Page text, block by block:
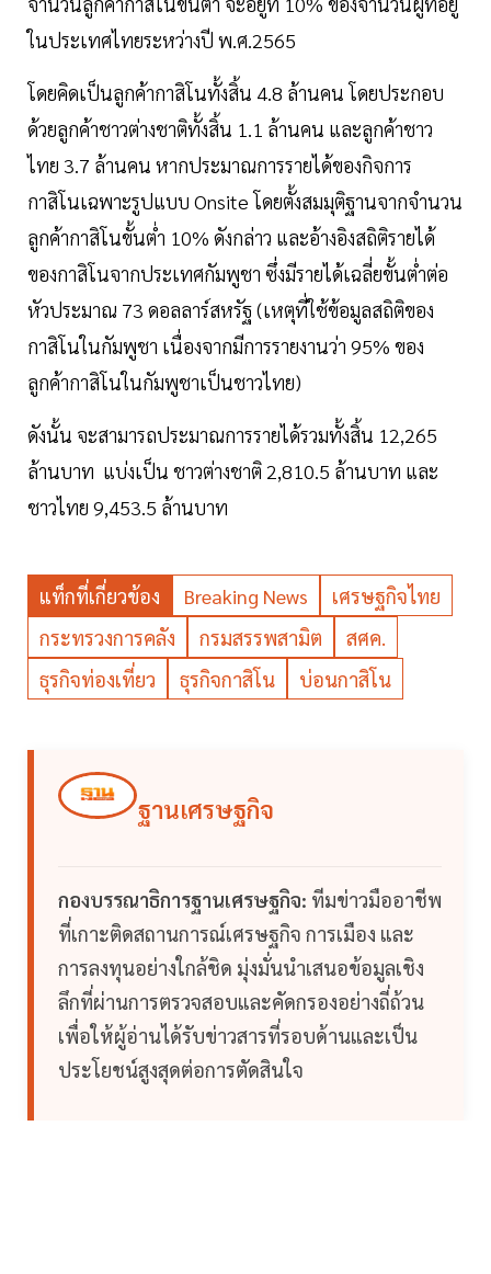
ในประเทศไทยระหว่างปี พ.ศ.2565
โดยคิดเป็นลูกค้ากาสิโนทั้งสิ้น 4.8 ล้านคน โดยประกอบ
ด้วยลูกค้าชาวต่างชาติทั้งสิ้น 1.1 ล้านคน และลูกค้าชาว
ไทย 3.7 ล้านคน หากประมาณการรายได้ของกิจการ
กาสิโนเฉพาะรูปแบบ Onsite โดยตั้งสมมุติฐานจากจำนวน
ลูกค้ากาสิโนขั้นต่ำ 10% ดังกล่าว และอ้างอิงสถิติรายได้
ของกาสิโนจากประเทศกัมพูชา ซึ่งมีรายได้เฉลี่ยขั้นต่ำต่อ
หัวประมาณ 73 ดอลลาร์สหรัฐ (เหตุที่ใช้ข้อมูลสถิติของ
กาสิโนในกัมพูชา เนื่องจากมีการรายงานว่า 95% ของ
ลูกค้ากาสิโนในกัมพูชาเป็นชาวไทย)
ดังนั้น จะสามารถประมาณการรายได้รวมทั้งสิ้น 12,265
ล้านบาท แบ่งเป็น ชาวต่างชาติ 2,810.5 ล้านบาท และ
ชาวไทย 9,453.5 ล้านบาท
แท็กที่เกี่ยวข้อง Breaking News
เศรษฐกิจไทย
กระทรวงการคลัง
กรมสรรพสามิต
สศค.
ธุรกิจท่องเที่ยว
ธุรกิจกาสิโน บ่อนกาสิโน
ฐานเศรษฐกิจ
กองบรรณาธิการฐานเศรษฐกิจ: ทีมข่าวมืออาชีพ
ที่เกาะติดสถานการณ์เศรษฐกิจ การเมือง และ
การลงทุนอย่างใกล้ชิด มุ่งมั่นนำเสนอข้อมูลเชิง
ลึกที่ผ่านการตรวจสอบและคัดกรองอย่างถี่ถ้วน
เพื่อให้ผู้อ่านได้รับข่าวสารที่รอบด้านและเป็น
ประโยชน์สูงสุดต่อการตัดสินใจ